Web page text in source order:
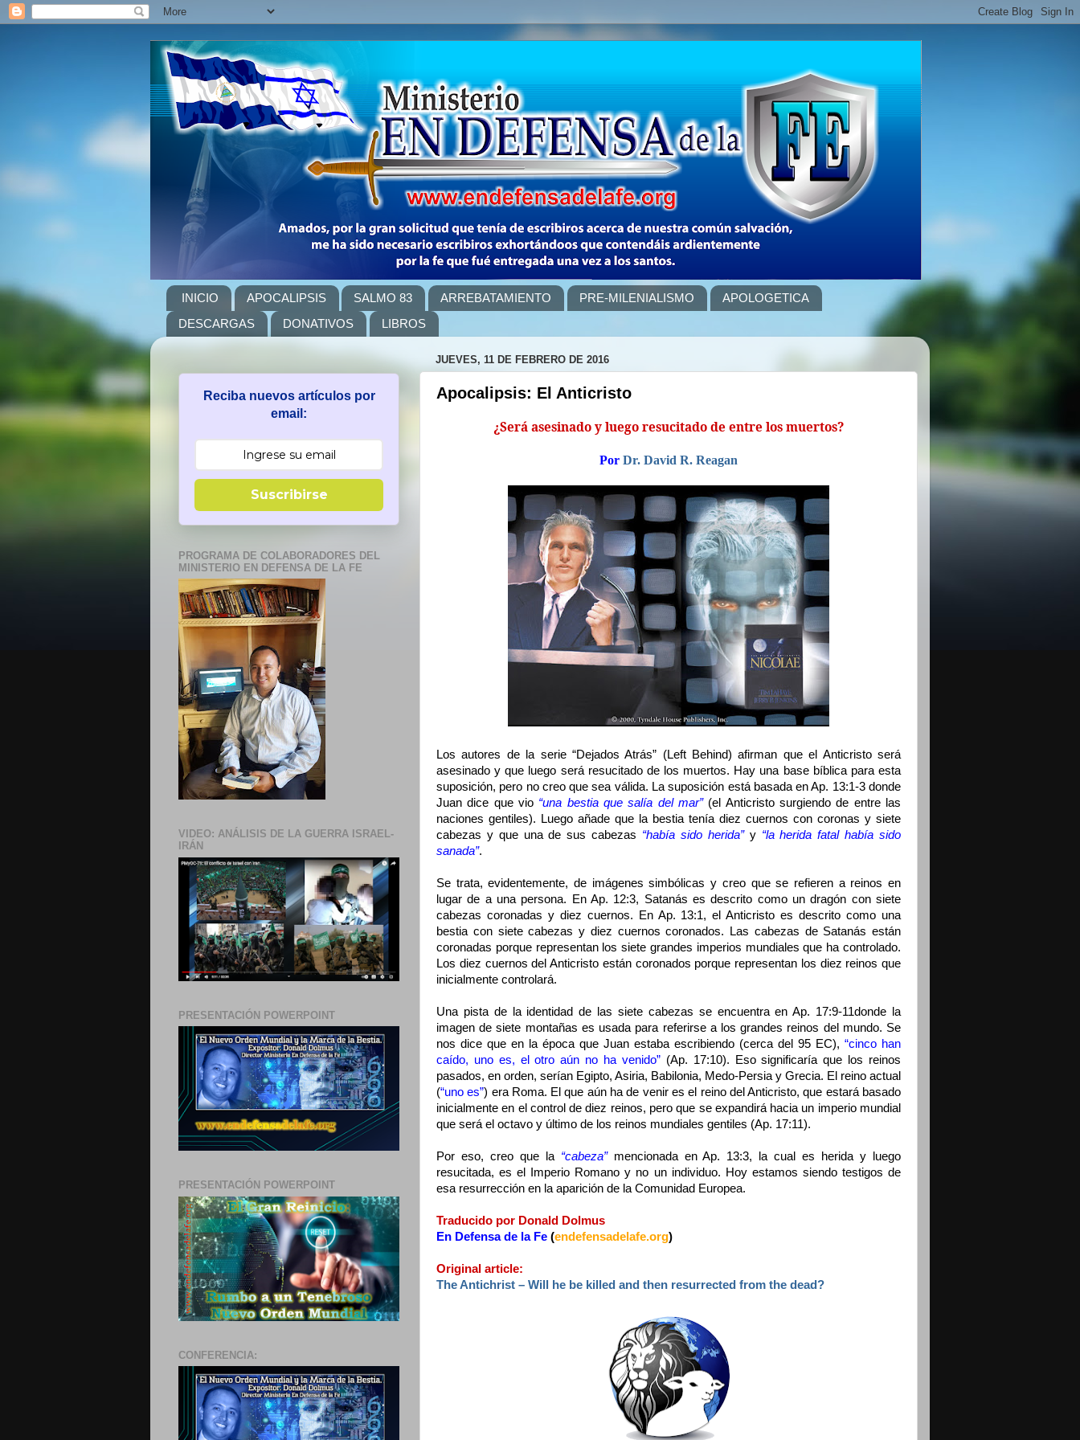
INICIO APOCALIPSIS SALMO 83 ARREBATAMIENTO PRE-MILENIALISMO
APOLOGETICA
DESCARGAS
DONATIVOS LIBROS
JUEVES, 11 DE FEBRERO DE 2016
Apocalipsis: El Anticristo
¿Será asesinado y luego resucitado de entre los muertos?
Por Dr. David R. Reagan
Los autores de la serie “Dejados Atrás” (Left Behind) afirman que el Anticristo será
asesinado y que luego será resucitado de los muertos. Hay una base bíblica para esta
suposición, pero no creo que sea válida. La suposición está basada en Ap. 13:1-3 donde
Juan dice que vio “una bestia que salía del mar”(el Anticristo surgiendo de entre las
naciones gentiles). Luego añade que la bestia tenía diez cuernos con coronas y siete
cabezas y que una de sus cabezas “había sido herida”y “la herida fatal había sido
sanada”.
Se trata, evidentemente, de imágenes simbólicas y creo que se refieren a reinos en
lugar de a una persona. En Ap. 12:3, Satanás es descrito como un dragón con siete
cabezas coronadas y diez cuernos. En Ap. 13:1, el Anticristo es descrito como una
bestia con siete cabezas y diez cuernos coronados. Las cabezas de Satanás están
coronadas porque representan los siete grandes imperios mundiales que ha controlado.
Los diez cuernos del Anticristo están coronados porque representan los diez reinos que
inicialmente controlará.
Una pista de la identidad de las siete cabezas se encuentra en Ap. 17:9-11donde la
imagen de siete montañas es usada para referirse a los grandes reinos del mundo. Se
nos dice que en la época que Juan estaba escribiendo (cerca del 95 EC), “cinco han
caído, uno es, el otro aún no ha venido” (Ap. 17:10). Eso significaría que los reinos
pasados, en orden, serían Egipto, Asiria, Babilonia, Medo-Persia y Grecia. El reino actual
(“uno es”) era Roma. El que aún ha de venir es el reino del Anticristo, que estará basado
inicialmente en el control de diez reinos, pero que se expandirá hacia un imperio mundial
que será el octavo y último de los reinos mundiales gentiles (Ap. 17:11).
Por eso, creo que la “cabeza”mencionada en Ap. 13:3, la cual es herida y luego
resucitada, es el Imperio Romano y no un individuo. Hoy estamos siendo testigos de
esa resurrección en la aparición de la Comunidad Europea.
Traducido por Donald Dolmus
En Defensa de la Fe (endefensadelafe.org)
Original article:
The Antichrist – Will he be killed and then resurrected from the dead?
Reciba nuevos artículos por
email:
Suscribirse
PROGRAMA DE COLABORADORES DEL
MINISTERIO EN DEFENSA DE LA FE
VIDEO: ANÁLISIS DE LA GUERRA ISRAEL-
IRÁN
PRESENTACIÓN POWERPOINT
PRESENTACIÓN POWERPOINT
CONFERENCIA: